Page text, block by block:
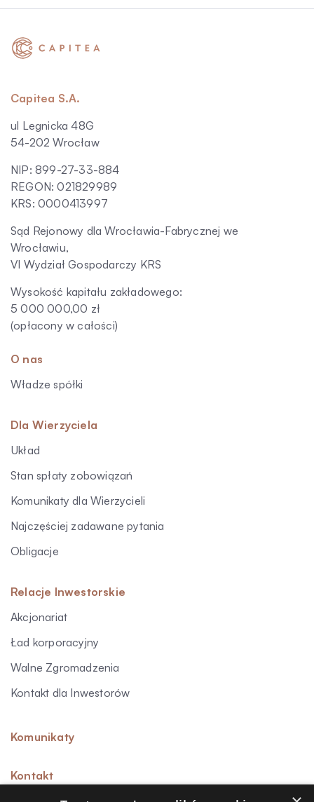
Capitea S.A.
ul Legnicka 48G
54-202 Wrocław
NIP: 899-27-33-884
REGON: 021829989
KRS: 0000413997
Sąd Rejonowy dla Wrocławia-Fabrycznej we
Wrocławiu,
VI Wydział Gospodarczy KRS
Wysokość kapitału zakładowego:
5 000 000,00 zł
(opłacony w całości)
O nas
Władze spółki
Dla Wierzyciela
Układ
Stan spłaty zobowiązań
Komunikaty dla Wierzycieli
Najczęściej zadawane pytania
Obligacje
Relacje Inwestorskie
Akcjonariat
Ład korporacyjny
Walne Zgromadzenia
Kontakt dla Inwestorów
Komunikaty
Kontakt